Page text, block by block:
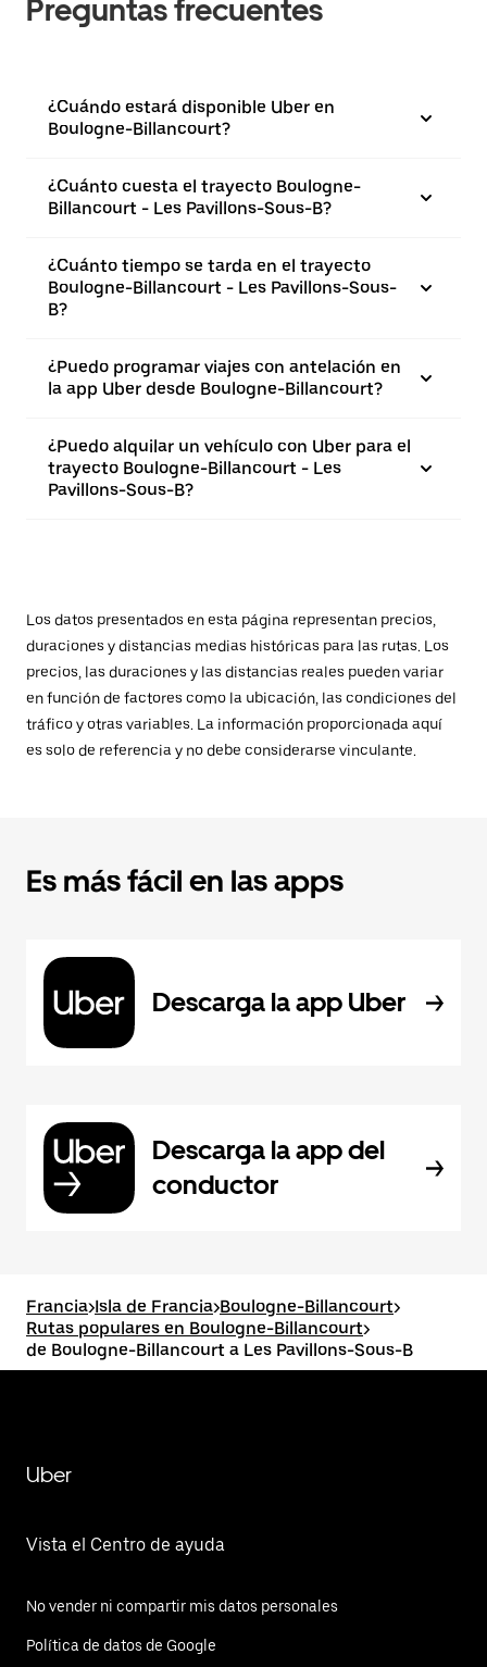
Preguntas frecuentes
¿Cuándo estará disponible Uber en
Boulogne-Billancourt?
¿Cuánto cuesta el trayecto Boulogne-
Billancourt - Les Pavillons-Sous-B?
¿Cuánto tiempo se tarda en el trayecto
Boulogne-Billancourt - Les Pavillons-Sous-
B?
¿Puedo programar viajes con antelación en
la app Uber desde Boulogne-Billancourt?
¿Puedo alquilar un vehículo con Uber para el
trayecto Boulogne-Billancourt - Les
Pavillons-Sous-B?
Los datos presentados en esta página representan precios,
duraciones y distancias medias históricas para las rutas. Los
precios, las duraciones y las distancias reales pueden variar
en función de factores como la ubicación, las condiciones del
tráfico y otras variables. La información proporcionada aquí
es solo de referencia y no debe considerarse vinculante.
Es más fácil en las apps
Descarga la app Uber
Descarga la app del
conductor
Francia>Isla de Francia>Boulogne-Billancourt>
Rutas populares en Boulogne-Billancourt>
de Boulogne-Billancourt a Les Pavillons-Sous-B
Uber
Vista el Centro de ayuda
No vender ni compartir mis datos personales
Política de datos de Google